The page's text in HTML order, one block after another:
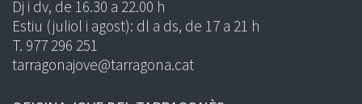
Dj i dv, de 16.30 a 22.00 h
Estiu (juliol i agost): dl a ds, de 17 a 21 h
T. 977 296 251
tarragonajove@tarragona.cat